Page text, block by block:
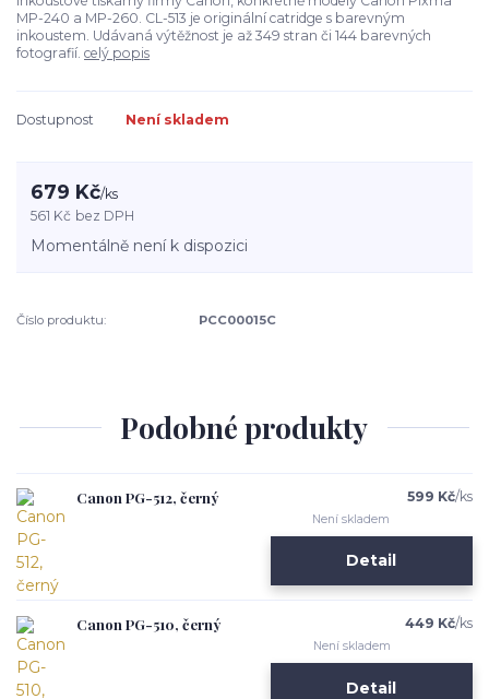
MP-240 a MP-260. CL-513 je originální catridge s barevným
inkoustem. Udávaná výtěžnost je až 349 stran či 144 barevných
fotografií. celý popis
Dostupnost Není skladem
679 Kč/ks
561 Kč bez DPH
Momentálně není k dispozici
Číslo produktu: PCC00015C
Podobné produkty
Canon PG-512, černý 599 Kč/ks
Není skladem
Detail
Canon PG-510, černý 449 Kč/ks
Není skladem
Detail